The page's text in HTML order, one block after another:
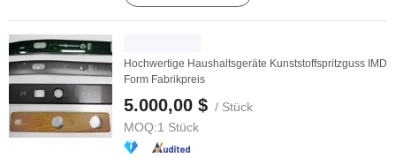
Hochwertige Haushaltsgeräte Kunststoffspritzguss IMD
Form Fabrikpreis
5.000,00 $ / Stück
MOQ:1 Stück